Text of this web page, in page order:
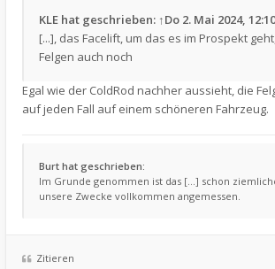
KLE hat geschrieben: ↑Do 2. Mai 2024, 12:10
[...], das Facelift, um das es im Prospekt
Felgen auch noch
Egal wie der ColdRod nachher aussieht, die
auf jeden Fall auf einem schöneren Fahrzeug.
Burt hat geschrieben:
Im Grunde genommen ist das [...] schon
unsere Zwecke vollkommen angemessen.
Zitieren